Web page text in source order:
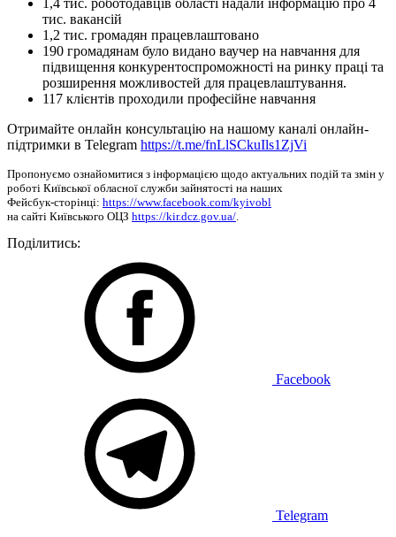
1,4 тис. роботодавців області надали інформацію про 4
тис. вакансій
1,2 тис. громадян працевлаштовано
190 громадянам було видано ваучер на навчання для
підвищення конкурентоспроможності на ринку праці та
розширення можливостей для працевлаштування.
117 клієнтів проходили професійне навчання
Отримайте онлайн консультацію на нашому каналі онлайн-
підтримки в Telegram https://t.me/fnLlSCkuIls1ZjVi
Пропонуємо ознайомитися з інформацією щодо актуальних подій та змін у
роботі Київської обласної служби зайнятості на наших
Фейсбук-сторінці: https://www.facebook.com/kyivobl
на сайті Київського ОЦЗ https://kir.dcz.gov.ua/.
Поділитись:
Facebook
Telegram